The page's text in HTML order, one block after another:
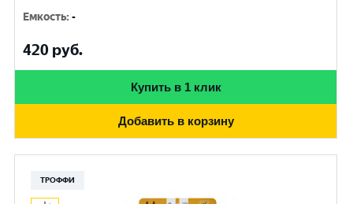
Емкость:-
420 руб.
Купить в 1 клик
Добавить в корзину
ТРОФФИ